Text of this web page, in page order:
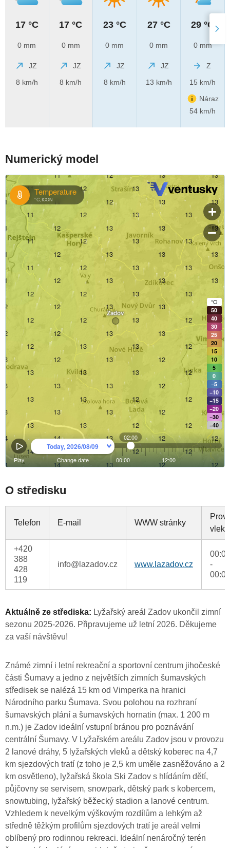
17 °C
0 mm
JZ
8 km/h
17 °C
0 mm
JZ
8 km/h
23 °C
0 mm
JZ
8 km/h
27 °C
0 mm
JZ
13 km/h
29 °C
0 mm
Z
15 km/h
Náraz
54 km/h
Numerický model
O středisku
Telefon E-mail WWW stránky
vleků
+420
388
428
119
info@lazadov.cz www.lazadov.cz
-
Aktuálně ze střediska: Lyžařský areál Zadov ukončil zimní
sezonu 2025-2026. Připravujeme už letní 2026. Děkujeme
za vaší návštěvu!
Známé zimní i letní rekreační a sportovní centrum jihočeské
části Šumavy a jedno z největších zimních šumavských
středisek se nalézá 15 km od Vimperka na hranici
Národního parku Šumava. Svou polohou na rozhraní
šumavských plání a šumavských hornatin (max. 1 200 m
n.m.) je Zadov ideální vstupní bránou pro poznávání
centrální Šumavy. V Lyžařském areálu Zadov jsou v provozu
2 lanové dráhy, 5 lyžařských vleků a dětský koberec na 4,7
km sjezdových tratí (z toho je 2,5 km uměle zasněžováno a 2
km osvětleno), lyžařská škola Ski Zadov s hlídáním dětí,
půjčovny se servisem, snowpark, dětský park s kobercem,
snowtubing, lyžařský běžecký stadion a lanové centrum.
Vzhledem k nevelkým výškovým rozdílům a lehkým až
středně těžkým profilům sjezdových tratí je areál velmi
oblíbený pro rodinnou rekreaci. Ideální nenáročný terén